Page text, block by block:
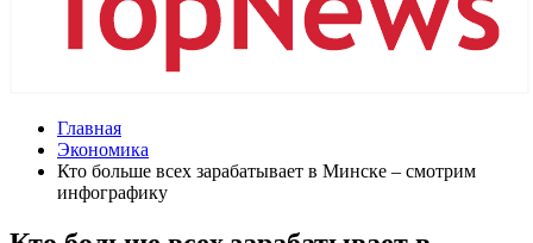
Главная
Экономика
Кто больше всех зарабатывает в Минске – смотрим
инфографику